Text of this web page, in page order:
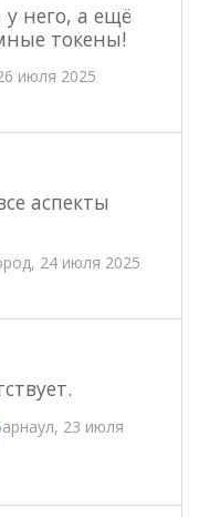
него, а ещё
токены!
июля 2025
аспекты
24 июля 2025
23 июля